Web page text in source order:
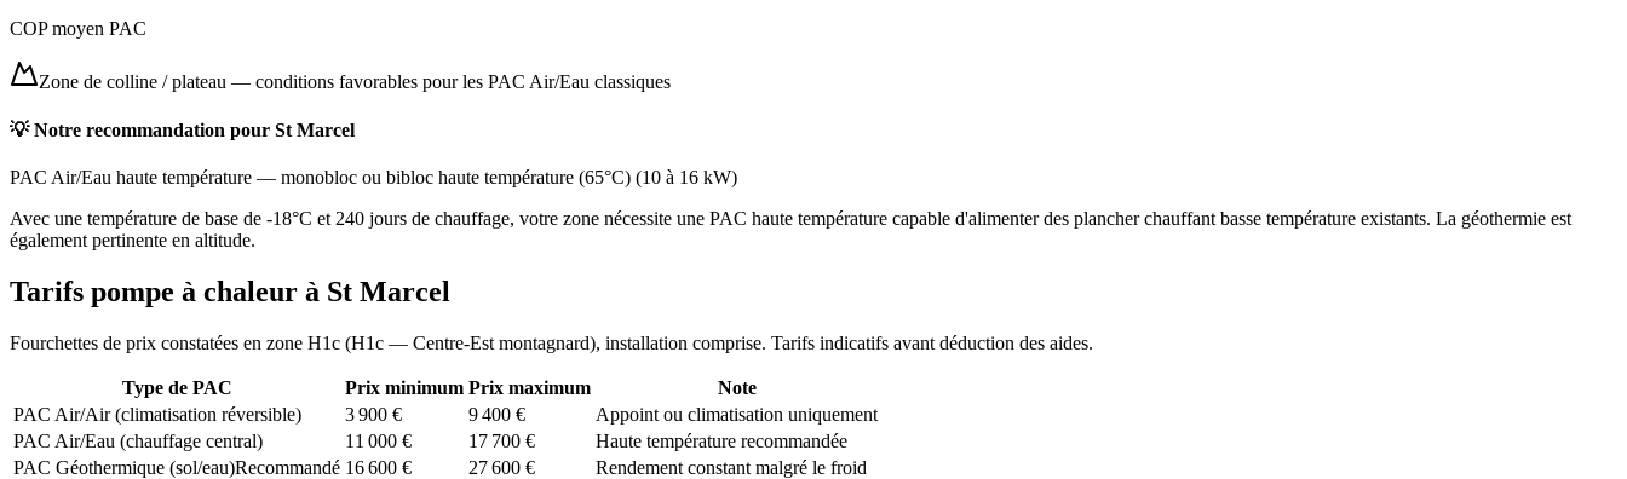
COP moyen PAC
Zone de colline / plateau — conditions favorables pour les PAC Air/Eau classiques
💡 Notre recommandation pour St Marcel
PAC Air/Eau haute température — monobloc ou bibloc haute température (65°C) (10 à 16 kW)
Avec une température de base de -18°C et 240 jours de chauffage, votre zone nécessite une PAC haute température capable d'alimenter des plancher chauffant basse température existants. La géothermie est
également pertinente en altitude.
Tarifs pompe à chaleur à St Marcel
Fourchettes de prix constatées en zone H1c (H1c — Centre-Est montagnard), installation comprise. Tarifs indicatifs avant déduction des aides.
Type de PAC Prix minimum Prix maximum
Note
PAC Air/Air (climatisation réversible)
3 900 € 9 400 €
Appoint ou climatisation uniquement
PAC Air/Eau (chauffage central)
11 000 € 17 700 €
Haute température recommandée
PAC Géothermique (sol/eau)Recommandé 16 600 € 27 600 €
Rendement constant malgré le froid